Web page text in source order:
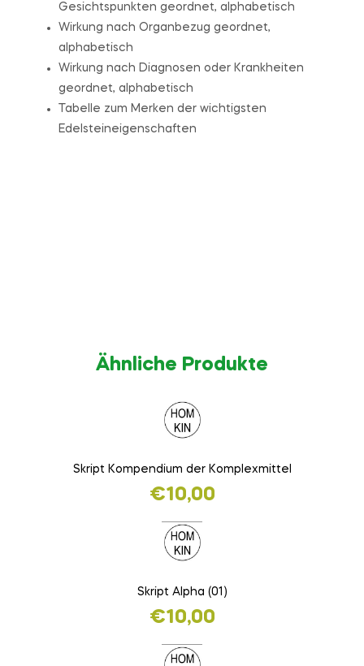
Gesichtspunkten geordnet, alphabetisch
Wirkung nach Organbezug geordnet,
alphabetisch
Wirkung nach Diagnosen oder Krankheiten
geordnet, alphabetisch
Tabelle zum Merken der wichtigsten
Edelsteineigenschaften
Ähnliche Produkte
Skript Kompendium der Komplexmittel
€10,00
Skript Alpha (01)
€10,00